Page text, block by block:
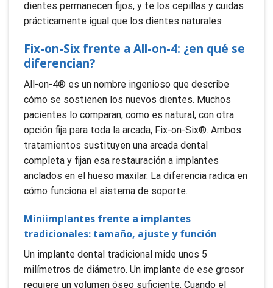
dientes permanecen fijos, y te los cepillas y cuidas
prácticamente igual que los dientes naturales
Fix-on-Six frente a All-on-4: ¿en qué se
diferencian?
All-on-4® es un nombre ingenioso que describe
cómo se sostienen los nuevos dientes. Muchos
pacientes lo comparan, como es natural, con otra
opción fija para toda la arcada, Fix-on-Six®. Ambos
tratamientos sustituyen una arcada dental
completa y fijan esa restauración a implantes
anclados en el hueso maxilar. La diferencia radica en
cómo funciona el sistema de soporte.
Miniimplantes frente a implantes
tradicionales: tamaño, ajuste y función
Un implante dental tradicional mide unos 5
milímetros de diámetro. Un implante de ese grosor
requiere un volumen óseo suficiente. Cuando el